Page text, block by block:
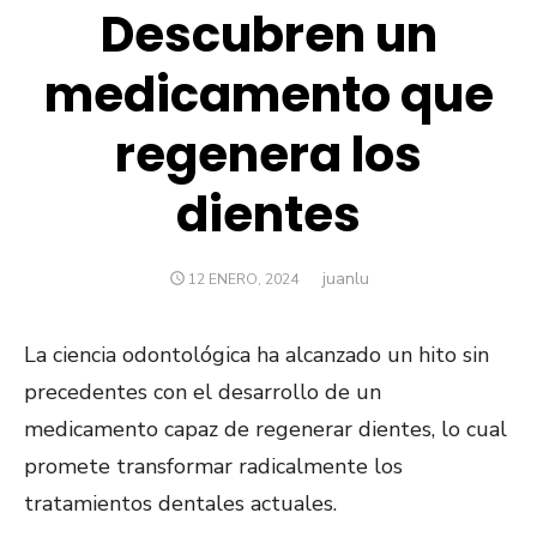
Descubren un
medicamento que
regenera los
dientes
PUBLICADO
12 ENERO, 2024 Autor
juanlu
La ciencia odontológica ha alcanzado un hito sin
precedentes con el desarrollo de un
medicamento capaz de regenerar dientes, lo cual
promete transformar radicalmente los
tratamientos dentales actuales.